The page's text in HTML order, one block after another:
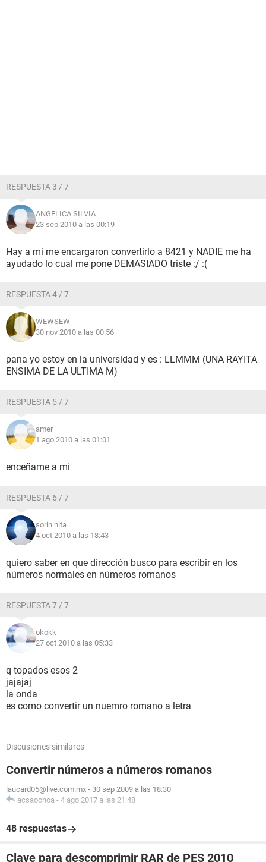
RESPUESTA 3 / 7
ANGELICA SILVIA
23 sep 2010 a las 00:19
Hay a mi me encargaron convertirlo a 8421 y NADIE me ha
ayudado lo cual me pone DEMASIADO triste :/ :(
RESPUESTA 4 / 7
WEWSEW
30 nov 2010 a las 00:56
pana yo estoy en la universidad y es : LLMMM (UNA RAYITA
ENSIMA DE LA ULTIMA M)
RESPUESTA 5 / 7
amer
1 ago 2010 a las 01:01
enceñame a mi
RESPUESTA 6 / 7
sorin nita
4 oct 2010 a las 18:43
quiero saber en que dirección busco para escribir en los
números normales en números romanos
RESPUESTA 7 / 7
okokk
27 oct 2010 a las 05:33
q topados esos 2
jajajaj
la onda
es como convertir un nuemro romano a letra
Discusiones similares
Convertir números a números romanos
laucard05@live.com.mx - 30 sep 2009 a las 18:30
acsaochoa - 4 ago 2017 a las 21:48
48 respuestas
Clave para descomprimir RAR de PES 2010